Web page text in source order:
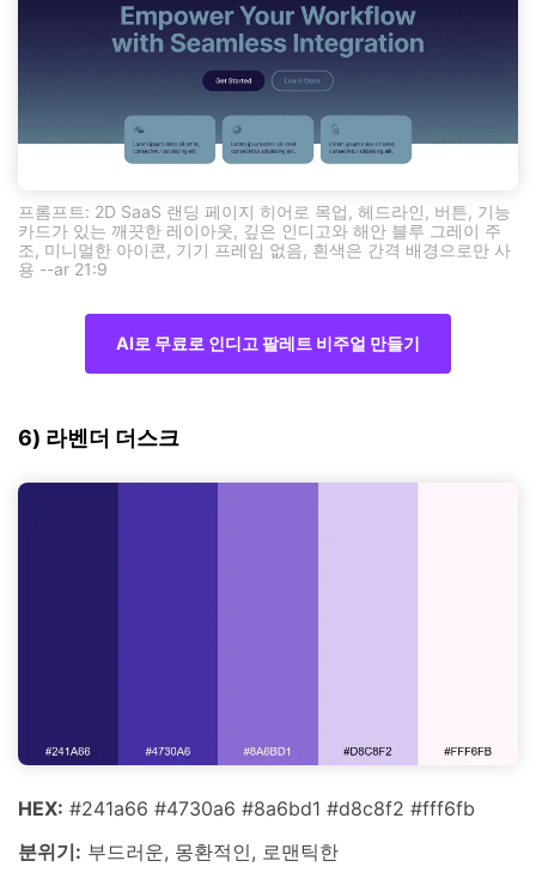
프롬프트: 2D SaaS 랜딩 페이지 히어로 목업, 헤드라인, 버튼, 기능
카드가 있는 깨끗한 레이아웃, 깊은 인디고와 해안 블루 그레이 주
조, 미니멀한 아이콘, 기기 프레임 없음, 흰색은 간격 배경으로만 사
용 --ar 21:9
AI로 무료로 인디고 팔레트 비주얼 만들기
6) 라벤더 더스크
HEX: #241a66 #4730a6 #8a6bd1 #d8c8f2 #fff6fb
분위기: 부드러운, 몽환적인, 로맨틱한